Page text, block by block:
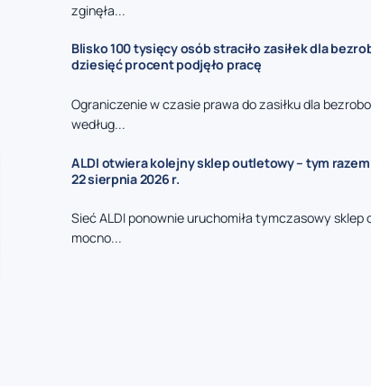
zginęła...
Blisko 100 tysięcy osób straciło zasiłek dla
dziesięć procent podjęło pracę
Ograniczenie w czasie prawa do zasiłku dla
według...
ALDI otwiera kolejny sklep outletowy – tym razem
22 sierpnia 2026 r.
Sieć ALDI ponownie uruchomiła tymczasowy
mocno...